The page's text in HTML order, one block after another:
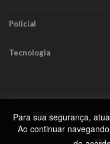
Policial
Tecnologia
RR Mais. Todos os
Para sua segurança,
Ao continuar